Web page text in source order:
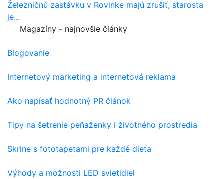
Železničnú zastávku v Rovinke majú zrušiť, starosta
je...
Magazíny - najnovšie články
Blogovanie
Internetový marketing a internetová reklama
Ako napísať hodnotný PR článok
Tipy na šetrenie peňaženky i životného prostredia
Skrine s fototapetami pre každé dieťa
Výhody a možnosti LED svietidiel